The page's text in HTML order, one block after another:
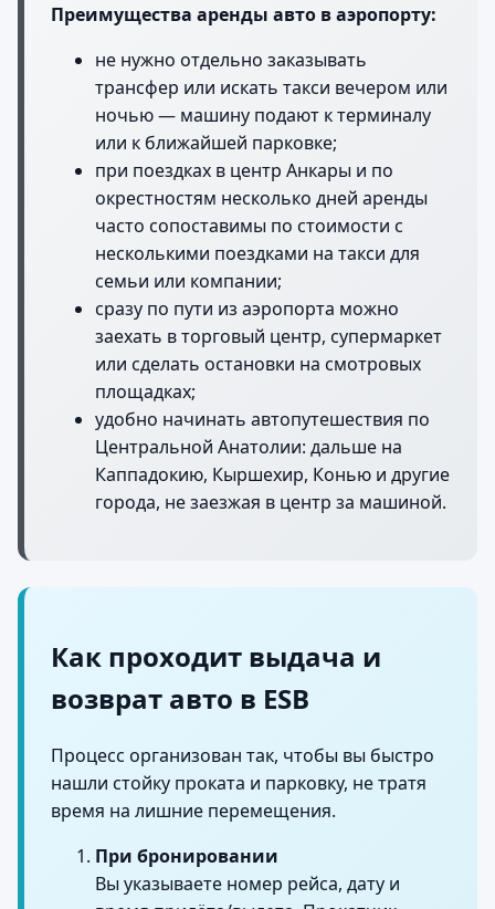
Преимущества аренды авто в аэропорту:
не нужно отдельно заказывать
трансфер или искать такси вечером или
ночью — машину подают к терминалу
или к ближайшей парковке;
при поездках в центр Анкары и по
окрестностям несколько дней аренды
часто сопоставимы по стоимости с
несколькими поездками на такси для
семьи или компании;
сразу по пути из аэропорта можно
заехать в торговый центр, супермаркет
или сделать остановки на смотровых
площадках;
удобно начинать автопутешествия по
Центральной Анатолии: дальше на
Каппадокию, Кыршехир, Конью и другие
города, не заезжая в центр за машиной.
Как проходит выдача и
возврат авто в ESB
Процесс организован так, чтобы вы быстро
нашли стойку проката и парковку, не тратя
время на лишние перемещения.
При бронировании
Вы указываете номер рейса, дату и